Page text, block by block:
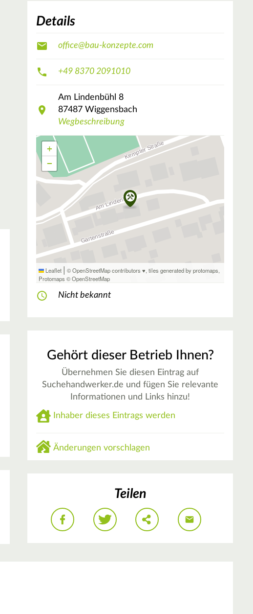
Details
office@bau-konzepte.com
+49 8370 2091010
Am Lindenbühl 8
87487 Wiggensbach
Wegbeschreibung
+
−
Leaflet | © OpenStreetMap contributors ♥,tiles generated by protomaps,
Protomaps ©OpenStreetMap
Nicht bekannt
Gehört dieser Betrieb Ihnen?
Übernehmen Sie diesen Eintrag auf
Suchehandwerker.de und fügen Sie relevante
Informationen und Links hinzu!
Inhaber dieses Eintrags werden
Änderungen vorschlagen
Teilen